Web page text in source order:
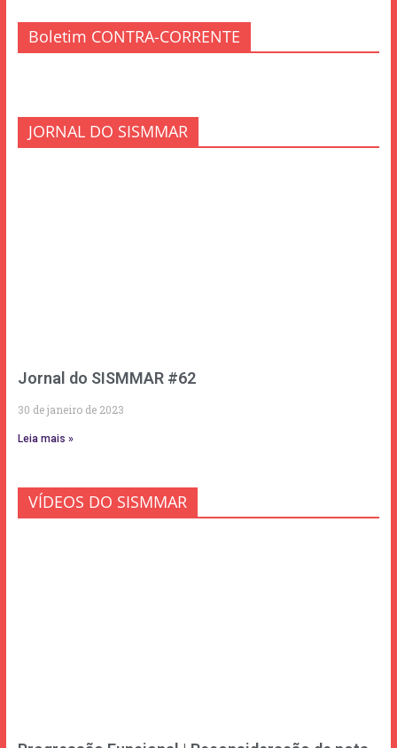
Boletim CONTRA-CORRENTE
JORNAL DO SISMMAR
Jornal do SISMMAR #62
30 de janeiro de 2023
Leia mais »
VÍDEOS DO SISMMAR